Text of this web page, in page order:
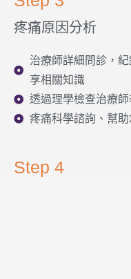
疼痛原因分析
治療師詳細問診，
享相關知識
透過理學檢查治療
疼痛科學諮詢、幫
Step 4